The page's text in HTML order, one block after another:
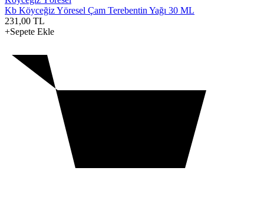
Kb Köyceğiz Yöresel Çam Terebentin Yağı 30 ML
231,00 TL
+Sepete Ekle